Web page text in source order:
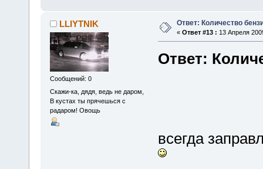
LLIYTNIK
Сообщений: 0
Скажи-ка, дядя, ведь не даром,
В кустах ты прячешься с
радаром! Овощь
Ответ: Количество
« Ответ #13 : 13 Апреля
Ответ:
всегда